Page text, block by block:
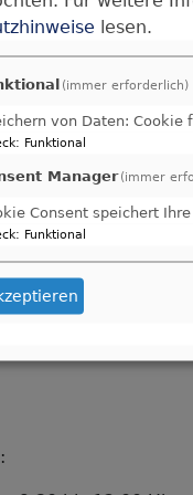
Sie da!
Pfarrbüro:
lesen.
(immer erforderlich)
von Daten: Cookie
: Funktional
Manager (immer
Consent speichert
: Funktional